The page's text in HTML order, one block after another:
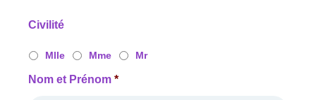
Civilité
Mlle Mme Mr
Nom et Prénom *